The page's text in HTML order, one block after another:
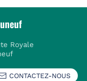
Royale
CONTACTEZ-NOUS